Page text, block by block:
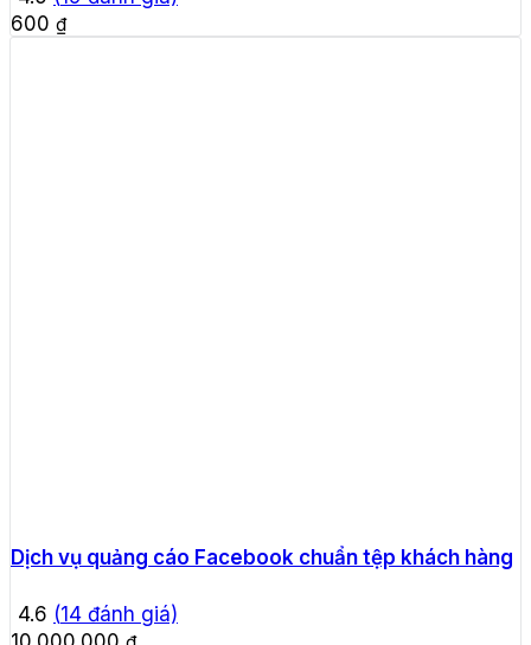
600 ₫
Dịch vụ quảng cáo Facebook chuẩn tệp khách hàng
4.6 (14 đánh giá)